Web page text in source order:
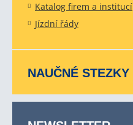
Katalog firem a institucí
Jízdní řády
NAUČNÉ STEZKY